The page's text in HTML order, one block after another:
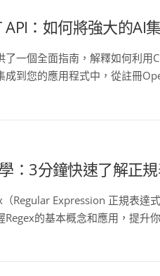
API：如何將強大的AI
了一個全面指南，解釋如何利用
成到您的應用程式中，從註冊
：3分鐘快速了解正
（Regular Expression 正規表達
Regex的基本概念和應用，提升